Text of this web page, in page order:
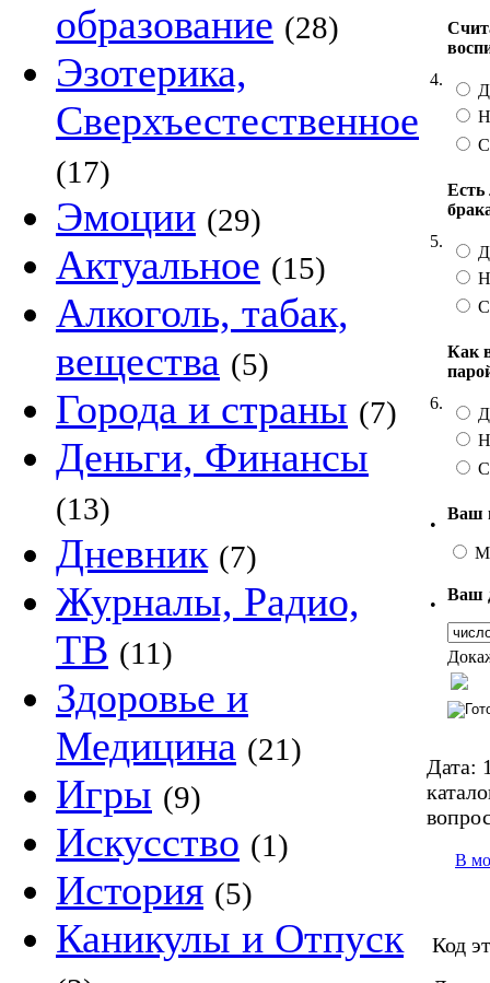
образование (28)
Эзотерика,
Сверхъестественное
(17)
Эмоции (29)
Актуальное (15)
Алкоголь, табак,
вещества (5)
Города и страны (7)
Деньги, Финансы
(13)
Дневник (7)
Журналы, Радио,
ТВ (11)
Здоровье и
Медицина (21)
Игры (9)
Искусство (1)
История (5)
Каникулы и Отпуск
4.
5.
Есть
6.
Как
•
Ваш
•
Ваш
Дата:
В
Код